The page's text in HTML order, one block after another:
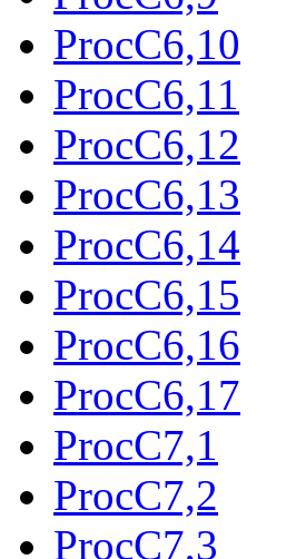
ProcC6,10
ProcC6,11
ProcC6,12
ProcC6,13
ProcC6,14
ProcC6,15
ProcC6,16
ProcC6,17
ProcC7,1
ProcC7,2
ProcC7,3